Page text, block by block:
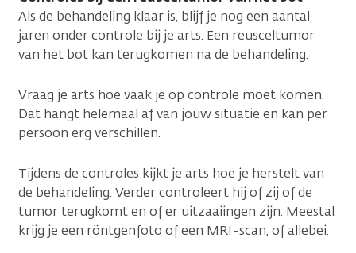
Als de behandeling klaar is, blijf je nog een aantal
jaren onder controle bij je arts. Een reusceltumor
van het bot kan terugkomen na de behandeling.
Vraag je arts hoe vaak je op controle moet komen.
Dat hangt helemaal af van jouw situatie en kan per
persoon erg verschillen.
Tijdens de controles kijkt je arts hoe je herstelt van
de behandeling. Verder controleert hij of zij of de
tumor terugkomt en of er uitzaaiingen zijn. Meestal
krijg je een röntgenfoto of een MRI-scan, of allebei.